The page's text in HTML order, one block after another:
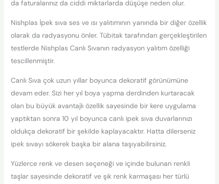
da faturalarınız da ciddi miktarlarda düşüşe neden olur.
Nishplas İpek sıva ses ve ısı yalıtımının yanında bir diğer özellik
olarak da radyasyonu önler. Tübitak tarafından gerçekleştirilen
testlerde Nishplas Canlı Sıvanın radyasyon yalıtım özelliği
tescillenmiştir.
Canlı Sıva çok uzun yıllar boyunca dekoratif görünümüne
devam eder. Sizi her yıl boya yapma derdinden kurtaracak
olan bu büyük avantajlı özellik sayesinde bir kere uygulama
yaptıktan sonra 10 yıl boyunca canlı ipek sıva duvarlarınızı
oldukça dekoratif bir şekilde kaplayacaktır. Hatta dilerseniz
ipek sıvayı sökerek başka bir alana taşıyabilirsiniz.
Yüzlerce renk ve desen seçeneği ve içinde bulunan renkli
taşlar sayesinde dekoratif ve şık renk karmaşası her türlü